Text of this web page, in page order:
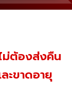
ม่ต้องส่งคืน
ะขาดอายุ